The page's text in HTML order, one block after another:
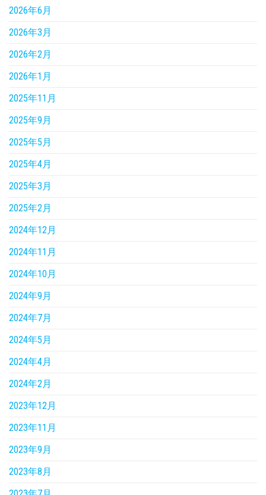
2026年6月
2026年3月
2026年2月
2026年1月
2025年11月
2025年9月
2025年5月
2025年4月
2025年3月
2025年2月
2024年12月
2024年11月
2024年10月
2024年9月
2024年7月
2024年5月
2024年4月
2024年2月
2023年12月
2023年11月
2023年9月
2023年8月